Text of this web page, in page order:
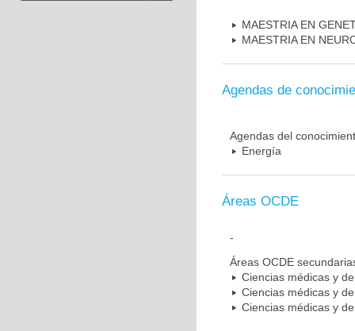
MAESTRIA EN
MAESTRIA EN
Agendas de
Agendas del
Energía
Áreas OCDE
-
Áreas OCDE
Ciencias médicas y
Ciencias médicas y
Ciencias médicas y